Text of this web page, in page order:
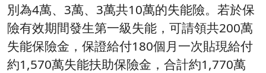
別為4萬、3萬、3萬共10萬的失能險。若於保
險有效期間發生第一級失能，可請領共200萬
失能保險金，保證給付180個月一次貼現給付
約1,570萬失能扶助保險金，合計約1,770萬